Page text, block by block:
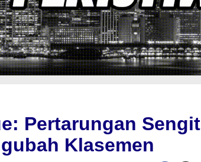
Pertarungan Sengit
Klasemen